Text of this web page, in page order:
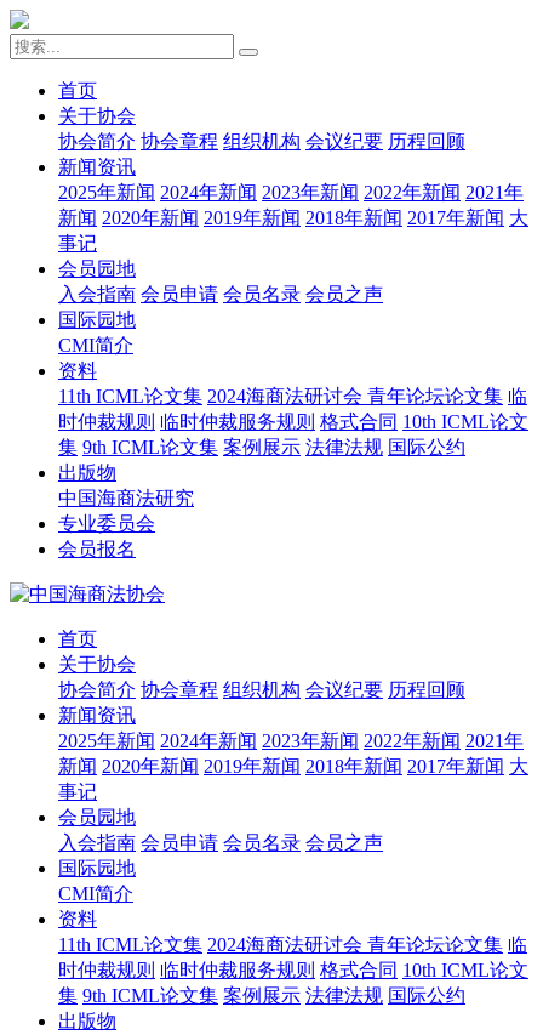
首页
关于协会
协会简介 协会章程 组织机构 会议纪要 历程回顾
新闻资讯
2025年新闻 2024年新闻 2023年新闻 2022年新闻 2021年
新闻 2020年新闻 2019年新闻 2018年新闻 2017年新闻 大
事记
会员园地
入会指南 会员申请 会员名录 会员之声
国际园地
CMI简介
资料
11th ICML论文集 2024海商法研讨会 青年论坛论文集 临
时仲裁规则 临时仲裁服务规则 格式合同 10th ICML论文
集 9th ICML论文集 案例展示 法律法规 国际公约
出版物
中国海商法研究
专业委员会
会员报名
首页
关于协会
协会简介 协会章程 组织机构 会议纪要 历程回顾
新闻资讯
2025年新闻 2024年新闻 2023年新闻 2022年新闻 2021年
新闻 2020年新闻 2019年新闻 2018年新闻 2017年新闻 大
事记
会员园地
入会指南 会员申请 会员名录 会员之声
国际园地
CMI简介
资料
11th ICML论文集 2024海商法研讨会 青年论坛论文集 临
时仲裁规则 临时仲裁服务规则 格式合同 10th ICML论文
集 9th ICML论文集 案例展示 法律法规 国际公约
出版物